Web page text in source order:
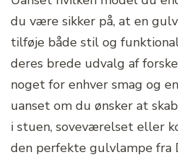
du være sikker på, at en
tilføje både stil og
deres brede udvalg af
noget for enhver smag og
uanset om du ønsker at
i stuen, soveværelset eller
den perfekte gulvlampe fra